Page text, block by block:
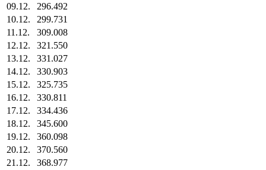
09.12.
296.492
10.12.
299.731
11.12.
309.008
12.12.
321.550
13.12.
331.027
14.12.
330.903
15.12.
325.735
16.12.
330.811
17.12.
334.436
18.12.
345.600
19.12.
360.098
20.12.
370.560
21.12.
368.977